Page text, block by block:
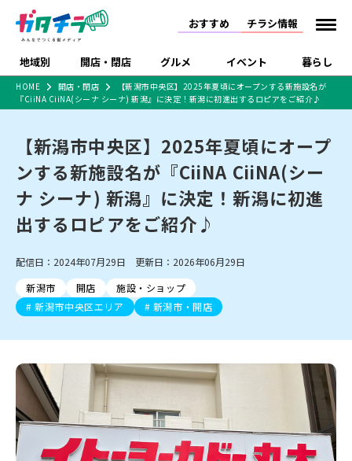
おすすめ チラシ情報
地域別 開店・閉店 グルメ イベント 暮らし
新潟市 下越
中越 上越
村上・関川
新発田・聖籠
胎内・粟島
三条・加茂・田上
長岡・見附
小千谷・十日町・津南
魚沼・南魚沼・湯沢
柏崎・刈羽・出雲崎
上越・妙高・糸魚川
開店 閉店
リニューアル・移転 休業 開店まとめ
閉店まとめ
新潟市・開店
新潟市・閉店
長岡市・開店
ラーメン 現地レポート
和食 洋食
パン・ベーカリー
タレカツ・豚カツ
デカ盛り・大盛り
旨辛・激辛
定食・町定食
日本酒・新潟清酒
ワイン・クラフトビール
ケーキ・パフェ
ビアガーデン・暑気払い
体験・販売 祭り・伝統行事
趣味・展示会 ライブ・コンサート
にいがた酒の陣・新潟
施設・ショップ
住宅メーカー・工務
店
食品メーカー・県産
品
観光スポット
温泉・入浴 ホテル
リラクゼーション・整体
スキー場
病院・クリニック
イオンモール
ラブラ万代・ラブラ2
リバーサイド千秋
パティオPATIO
特売セール インタビュー
特集・まとめ記事
セツコママ ランキング 新潟人
開店まとめ
閉店まとめ 人気記事まとめ
ラーメンまとめ
飲食店まとめ
食品スーパー・コンビ
戸建住宅・マンショ
ショッピングモール・
大型施設
ドラッグストア・ホーム
センター
インテリア・雑貨
外食・テイクアウト
官公庁・自治体
新潟市 チラシ
長岡・見附 チラシ
上越・妙高・糸魚川 チラシ
注目 チラシ
週末セール
火曜セール
オープン・リニューアルセール
周年祭・感謝祭セール
年末・初売りセール
HOME 開店・閉店
【新潟市中央区】2025年夏頃にオープンする新施設名が
『CiiNA CiiNA(シーナ シーナ) 新潟』に決定！新潟に初進出するロピアをご紹介♪
【新潟市中央区】2025年夏頃にオープ
ンする新施設名が『CiiNA CiiNA(シー
ナ シーナ) 新潟』に決定！新潟に初進
出するロピアをご紹介♪
配信日：2024年07月29日 更新日：2026年06月29日
新潟市
開店
施設・ショップ
新潟市中央区エリア
新潟市・開店